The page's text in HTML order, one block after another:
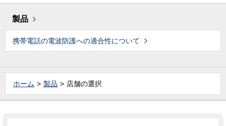
製品
携帯電話の電波防護への適合性について
ホーム 製品 店舗の選択